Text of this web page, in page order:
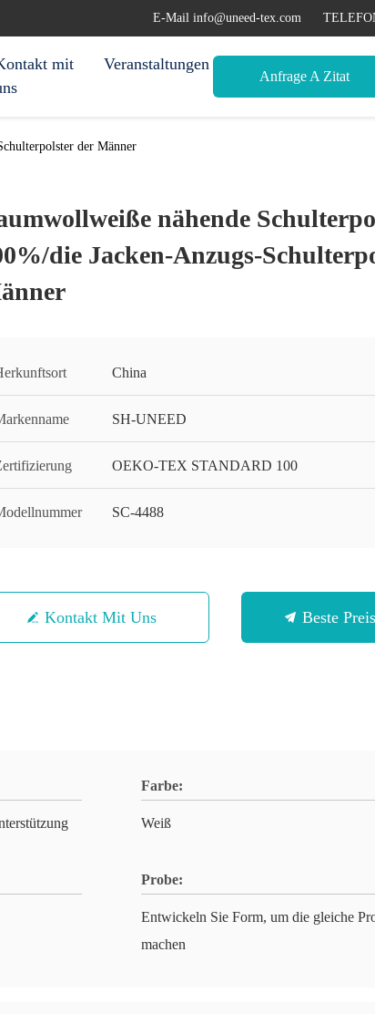
E-Mail info@uneed-tex.com
mit
Veranstaltungen
Anfrage A Zitat
der Männer
nähende
die Jacken-Anzugs-
China
SH-UNEED
OEKO-TEX STANDARD 100
SC-4488
Kontakt Mit Uns Beste
Farbe:
Weiß
Probe:
Entwickeln Sie Form, um die gleiche
machen